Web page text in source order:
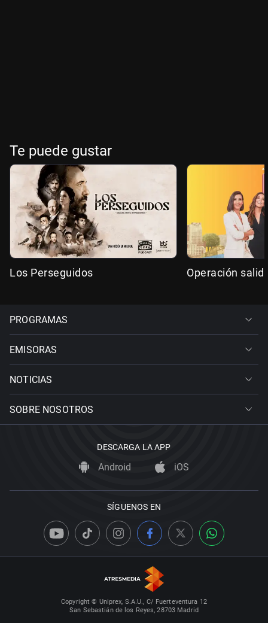
Te puede gustar
Los Perseguidos Operación
PROGRAMAS
EMISORAS
NOTICIAS
SOBRE NOSOTROS
DESCARGA LA APP
Android iOS
SÍGUENOS EN
Copyright © Uniprex, S.A.U., C/ Fuerteventura 12
San Sebastián de los Reyes, 28703 Madrid